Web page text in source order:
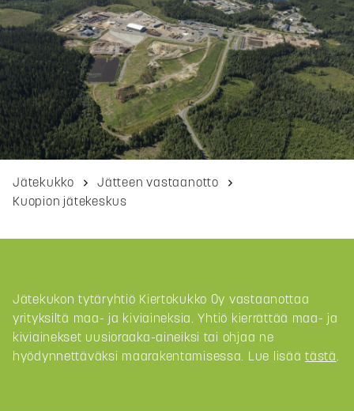
Jätekukko
Jätteen vastaanotto
Kuopion jätekeskus
Jätekukon tytäryhtiö Kiertokukko Oy vastaanottaa
yrityksiltä maa- ja kiviaineksia. Yhtiö kierrättää maa- ja
kiviainekset uusioraaka-aineiksi tai ohjaa ne
hyödynnettäväksi maarakentamisessa. Lue lisäätästä.